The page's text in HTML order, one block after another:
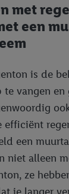
met
een
is de
vangen en
efficiënt
een
niet alleen
ze